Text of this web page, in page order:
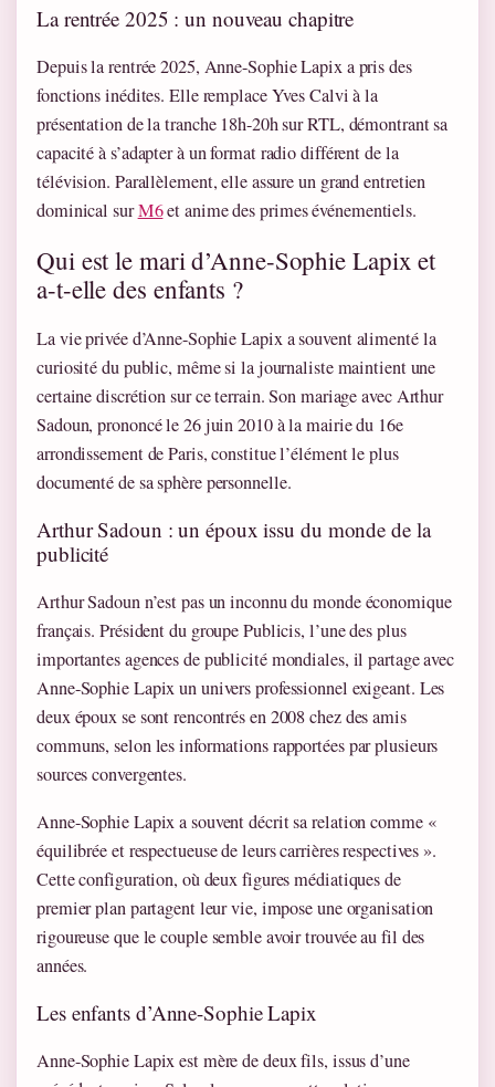
La rentrée 2025 : un nouveau chapitre
Depuis la rentrée 2025, Anne-Sophie Lapix a pris des
fonctions inédites. Elle remplace Yves Calvi à la
présentation de la tranche 18h-20h sur RTL, démontrant sa
capacité à s’adapter à un format radio différent de la
télévision. Parallèlement, elle assure un grand entretien
dominical surM6et anime des primes événementiels.
Qui est le mari d’Anne-Sophie Lapix et
a-t-elle des enfants ?
La vie privée d’Anne-Sophie Lapix a souvent alimenté la
curiosité du public, même si la journaliste maintient une
certaine discrétion sur ce terrain. Son mariage avec Arthur
Sadoun, prononcé le 26 juin 2010 à la mairie du 16e
arrondissement de Paris, constitue l’élément le plus
documenté de sa sphère personnelle.
Arthur Sadoun : un époux issu du monde de la
publicité
Arthur Sadoun n’est pas un inconnu du monde économique
français. Président du groupe Publicis, l’une des plus
importantes agences de publicité mondiales, il partage avec
Anne-Sophie Lapix un univers professionnel exigeant. Les
deux époux se sont rencontrés en 2008 chez des amis
communs, selon les informations rapportées par plusieurs
sources convergentes.
Anne-Sophie Lapix a souvent décrit sa relation comme «
équilibrée et respectueuse de leurs carrières respectives ».
Cette configuration, où deux figures médiatiques de
premier plan partagent leur vie, impose une organisation
rigoureuse que le couple semble avoir trouvée au fil des
années.
Les enfants d’Anne-Sophie Lapix
Anne-Sophie Lapix est mère de deux fils, issus d’une